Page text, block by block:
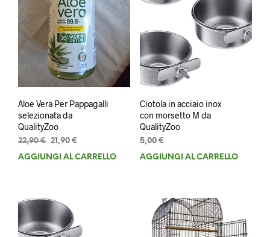
Aloe Vera Per Pappagalli
selezionata da
QualityZoo
22,90€ Il
prezzo
21,90 €
prezzo
AGGIUNGI AL CARRELLO
Ciotola in acciaio inox
con morsetto M da
QualityZoo
5,00 €
AGGIUNGI AL CARRELLO